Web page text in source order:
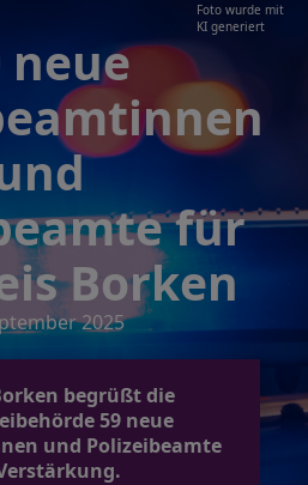
Foto wurde mit
KI generiert
neue
für
Borken
2025
begrüßt die
59 neue
und Polizeibeamte